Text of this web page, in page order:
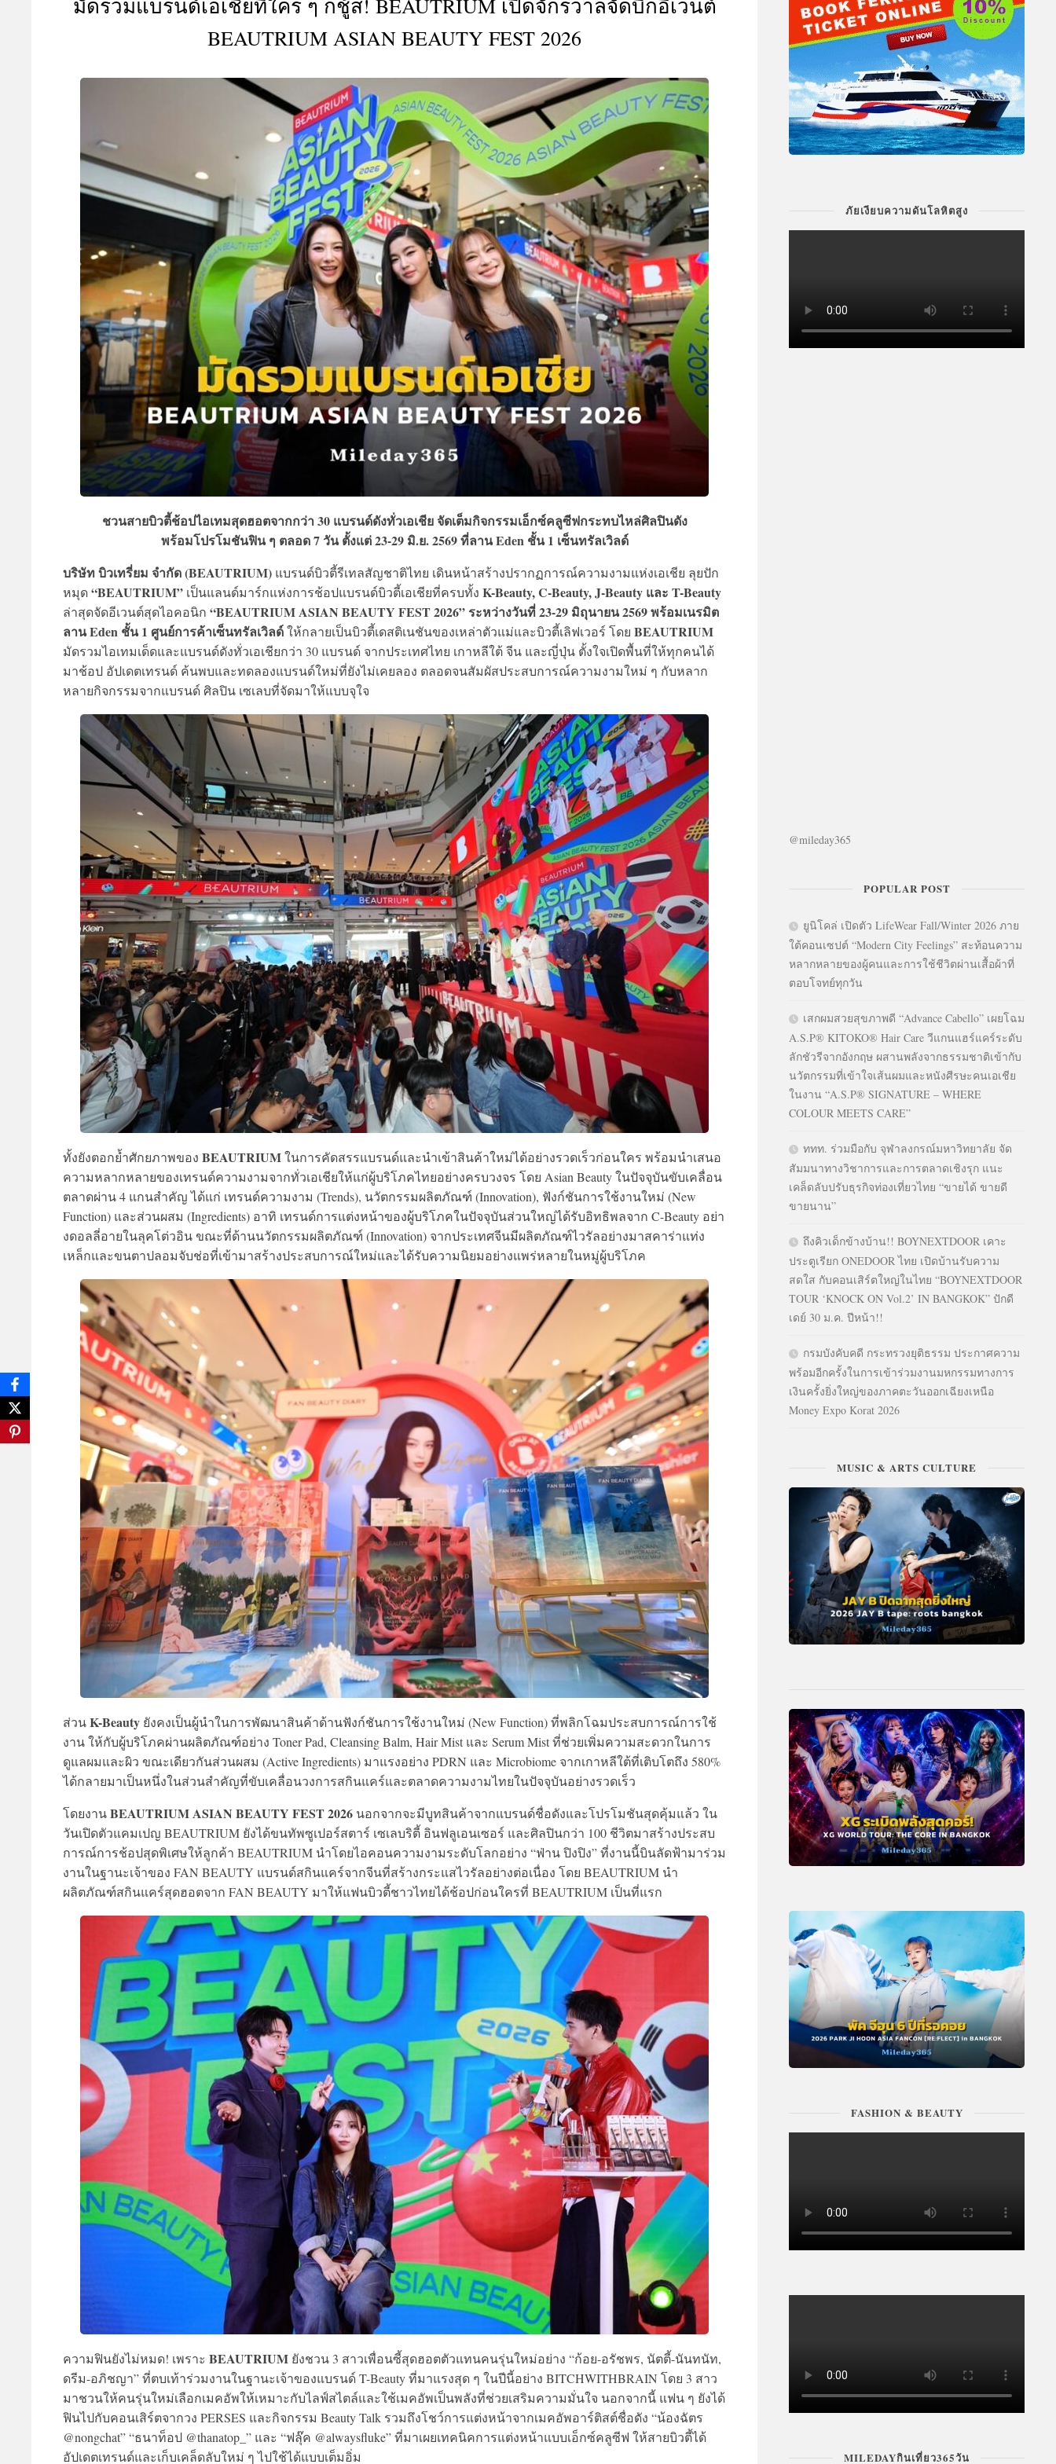
&
DEAL
มัดรวมแบรนด์เอเชียที่ใคร ๆ ก็ชู้ส! BEAUTRIUM เปิดจักรวาลจัดบิ๊กอีเวนต์
BEAUTRIUM ASIAN BEAUTY FEST 2026
ชวนสายบิวตี้ช้อปไอเทมสุดฮอตจากกว่า 30 แบรนด์ดังทั่วเอเชีย จัดเต็มกิจกรรมเอ็กซ์คลูซีฟกระทบไหล่ศิลปินดัง
พร้อมโปรโมชันฟิน ๆ ตลอด 7 วัน ตั้งแต่ 23-29 มิ.ย. 2569 ที่ลาน Eden ชั้น 1 เซ็นทรัลเวิลด์
บริษัท บิวเทรี่ยม จำกัด (BEAUTRIUM) แบรนด์บิวตี้รีเทลสัญชาติไทย เดินหน้าสร้างปรากฏการณ์ความงามแห่งเอเชีย ลุยปัก
หมุด“BEAUTRIUM” เป็นแลนด์มาร์กแห่งการช้อปแบรนด์บิวตี้เอเชียที่ครบทั้ง K-Beauty, C-Beauty, J-Beauty และ T-Beauty
ล่าสุดจัดอีเวนต์สุดไอคอนิก “BEAUTRIUM ASIAN BEAUTY FEST 2026” ระหว่างวันที่ 23-29 มิถุนายน 2569 พร้อมเนรมิต
ลาน Eden ชั้น 1 ศูนย์การค้าเซ็นทรัลเวิลด์ให้กลายเป็นบิวตี้เดสติเนชันของเหล่าตัวแม่และบิวตี้เลิฟเวอร์ โดย BEAUTRIUM
มัดรวมไอเทมเด็ดและแบรนด์ดังทั่วเอเชียกว่า 30 แบรนด์ จากประเทศไทย เกาหลีใต้ จีน และญี่ปุ่น ตั้งใจเปิดพื้นที่ให้ทุกคนได้
มาช้อป อัปเดตเทรนด์ ค้นพบและทดลองแบรนด์ใหม่ที่ยังไม่เคยลอง ตลอดจนสัมผัสประสบการณ์ความงามใหม่ ๆ กับหลาก
หลายกิจกรรมจากแบรนด์ ศิลปิน เซเลบที่จัดมาให้แบบจุใจ
ทั้งยังตอกย้ำศักยภาพของ BEAUTRIUMในการคัดสรรแบรนด์และนำเข้าสินค้าใหม่ได้อย่างรวดเร็วก่อนใคร พร้อมนำเสนอ
ความหลากหลายของเทรนด์ความงามจากทั่วเอเชียให้แก่ผู้บริโภคไทยอย่างครบวงจร โดย Asian Beauty ในปัจจุบันขับเคลื่อน
ตลาดผ่าน 4 แกนสำคัญ ได้แก่ เทรนด์ความงาม (Trends), นวัตกรรมผลิตภัณฑ์ (Innovation), ฟังก์ชันการใช้งานใหม่ (New
Function) และส่วนผสม (Ingredients) อาทิ เทรนด์การแต่งหน้าของผู้บริโภคในปัจจุบันส่วนใหญ่ได้รับอิทธิพลจาก C-Beauty อย่า
งดอลลี่อายในลุคโต่วอิน ขณะที่ด้านนวัตกรรมผลิตภัณฑ์ (Innovation) จากประเทศจีนมีผลิตภัณฑ์ไวรัลอย่างมาสคาร่าแท่ง
เหล็กและขนตาปลอมจับช่อที่เข้ามาสร้างประสบการณ์ใหม่และได้รับความนิยมอย่างแพร่หลายในหมู่ผู้บริโภค
ส่วนK-Beauty ยังคงเป็นผู้นำในการพัฒนาสินค้าด้านฟังก์ชันการใช้งานใหม่ (New Function) ที่พลิกโฉมประสบการณ์การใช้
งาน ให้กับผู้บริโภคผ่านผลิตภัณฑ์อย่าง Toner Pad, Cleansing Balm, Hair Mist และ Serum Mist ที่ช่วยเพิ่มความสะดวกในการ
ดูแลผมและผิว ขณะเดียวกันส่วนผสม (Active Ingredients) มาแรงอย่าง PDRN และ Microbiome จากเกาหลีใต้ที่เติบโตถึง 580%
ได้กลายมาเป็นหนึ่งในส่วนสำคัญที่ขับเคลื่อนวงการสกินแคร์และตลาดความงามไทยในปัจจุบันอย่างรวดเร็ว
โดยงานBEAUTRIUM ASIAN BEAUTY FEST 2026 นอกจากจะมีบูทสินค้าจากแบรนด์ชื่อดังและโปรโมชันสุดคุ้มแล้ว ใน
วันเปิดตัวแคมเปญ BEAUTRIUM ยังได้ขนทัพซูเปอร์สตาร์ เซเลบริตี้ อินฟลูเอนเซอร์ และศิลปินกว่า 100 ชีวิตมาสร้างประสบ
การณ์การช้อปสุดพิเศษให้ลูกค้า BEAUTRIUM นำโดยไอคอนความงามระดับโลกอย่าง “ฟ่าน ปิงปิง” ที่งานนี้บินลัดฟ้ามาร่วม
งานในฐานะเจ้าของ FAN BEAUTY แบรนด์สกินแคร์จากจีนที่สร้างกระแสไวรัลอย่างต่อเนื่อง โดย BEAUTRIUM นำ
ผลิตภัณฑ์สกินแคร์สุดฮอตจาก FAN BEAUTY มาให้แฟนบิวตี้ชาวไทยได้ช้อปก่อนใครที่ BEAUTRIUM เป็นที่แรก
ความฟินยังไม่หมด! เพราะ BEAUTRIUM ยังชวน 3 สาวเพื่อนซี้สุดฮอตตัวแทนคนรุ่นใหม่อย่าง “ก้อย-อรัชพร, นัตตี้-นันทนัท,
ดรีม-อภิชญา” ที่ตบเท้าร่วมงานในฐานะเจ้าของแบรนด์ T-Beauty ที่มาแรงสุด ๆ ในปีนี้อย่าง BITCHWITHBRAIN โดย 3 สาว
มาชวนให้คนรุ่นใหม่เลือกเมคอัพให้เหมาะกับไลฟ์สไตล์และใช้เมคอัพเป็นพลังที่ช่วยเสริมความมั่นใจ นอกจากนี้ แฟน ๆ ยังได้
ฟินไปกับคอนเสิร์ตจากวง PERSES และกิจกรรม Beauty Talk รวมถึงโชว์การแต่งหน้าจากเมคอัพอาร์ติสต์ชื่อดัง “น้องฉัตร
@nongchat” “ธนาท็อป @thanatop_” และ “ฟลุ๊ค @alwaysfluke” ที่มาเผยเทคนิคการแต่งหน้าแบบเอ็กซ์คลูซีฟ ให้สายบิวตี้ได้
อัปเดตเทรนด์และเก็บเคล็ดลับใหม่ ๆ ไปใช้ได้แบบเต็มอิ่ม
ภัยเงียบความดันโลหิตสูง
@mileday365
POPULAR POST
ยูนิโคล่ เปิดตัว LifeWear Fall/Winter 2026 ภาย
ใต้คอนเซปต์ “Modern City Feelings” สะท้อนความ
หลากหลายของผู้คนและการใช้ชีวิตผ่านเสื้อผ้าที่
ตอบโจทย์ทุกวัน
เสกผมสวยสุขภาพดี “Advance Cabello” เผยโฉม
A.S.P® KITOKO® Hair Care วีแกนแฮร์แคร์ระดับ
ลักชัวรีจากอังกฤษ ผสานพลังจากธรรมชาติเข้ากับ
นวัตกรรมที่เข้าใจเส้นผมและหนังศีรษะคนเอเชีย
ในงาน “A.S.P® SIGNATURE – WHERE
COLOUR MEETS CARE”
ททท. ร่วมมือกับ จุฬาลงกรณ์มหาวิทยาลัย จัด
สัมมนาทางวิชาการและการตลาดเชิงรุก แนะ
เคล็ดลับปรับธุรกิจท่องเที่ยวไทย “ขายได้ ขายดี
ขายนาน”
ถึงคิวเด็กข้างบ้าน!! BOYNEXTDOOR เคาะ
ประตูเรียก ONEDOOR ไทย เปิดบ้านรับความ
สดใส กับคอนเสิร์ตใหญ่ในไทย “BOYNEXTDOOR
TOUR ‘KNOCK ON Vol.2’ IN BANGKOK” ปักดี
เดย์ 30 ม.ค. ปีหน้า!!
กรมบังคับคดี กระทรวงยุติธรรม ประกาศความ
พร้อมอีกครั้งในการเข้าร่วมงานมหกรรมทางการ
เงินครั้งยิ่งใหญ่ของภาคตะวันออกเฉียงเหนือ
Money Expo Korat 2026
MUSIC & ARTS CULTURE
FASHION & BEAUTY
MILEDAYกินเที่ยว365วัน